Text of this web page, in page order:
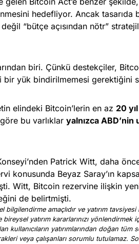
hedefliyor. Ancak tasarıda
“bütçe açısından nötr”
biri. Çünkü destekçiler,
yük bindirilmemesi gerektiğini
elindeki Bitcoin’lerin en az 20 yıl
bu varlıklar yalnızca
Patrick Witt, daha
konusunda Beyaz Saray’ın
Witt, Bitcoin rezervine ilişkin
de belirtmişti.
bilgilendirme amaçlıdır ve yatırım
yatırım kararlarınızı yönlendirmek
kullanıcıların yatırımlarından doğan tüm
veya çalışanları sorumlu tutulamaz.